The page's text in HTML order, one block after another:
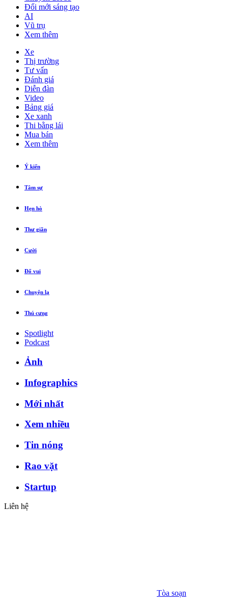
Đổi mới sáng tạo
AI
Vũ trụ
Xem thêm
Xe
Thị trường
Tư vấn
Đánh giá
Diễn đàn
Video
Bảng giá
Xe xanh
Thi bằng lái
Mua bán
Xem thêm
Ý kiến
Tâm sự
Hẹn hò
Thư giãn
Cười
Đố vui
Chuyện lạ
Thú cưng
Spotlight
Podcast
Ảnh
Infographics
Mới nhất
Xem nhiều
Tin nóng
Rao vặt
Startup
Liên hệ
Tòa soạn